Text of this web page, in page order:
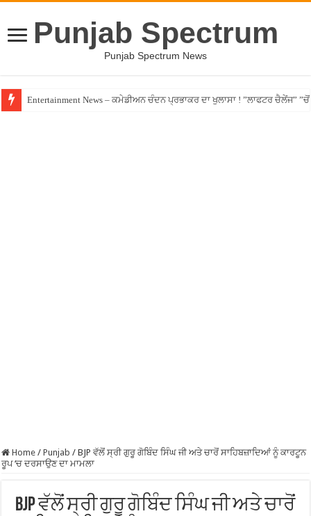
Punjab Spectrum
Punjab Spectrum News
Entertainment News – ਕਮੇਡੀਅਨ ਚੰਦਨ ਪ੍ਰਭਾਕਰ ਦਾ ਖੁਲਾਸਾ ! ”ਲਾਫਟਰ ਚੈਲੇਂਜ”
Home / Punjab / BJP ਵੱਲੋਂ ਸ੍ਰੀ ਗੁਰੂ ਗੋਬਿੰਦ ਸਿੰਘ ਜੀ ਅਤੇ ਚਾਰੋਂ ਸਾਹਿਬਜ਼ਾਦਿਆਂ ਨੂੰ ਕਾਰਟੂਨ
ਰੂਪ ‘ਚ ਦਰਸਾਉਣ ਦਾ ਮਾਮਲਾ
BJP ਵੱਲੋਂ ਸ੍ਰੀ ਗੁਰੂ ਗੋਬਿੰਦ ਸਿੰਘ ਜੀ ਅਤੇ ਚਾਰੋਂ